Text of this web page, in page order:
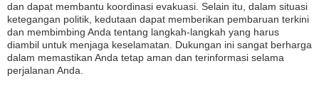
dan dapat membantu koordinasi evakuasi. Selain itu, dalam situasi
ketegangan politik, kedutaan dapat memberikan pembaruan terkini
dan membimbing Anda tentang langkah-langkah yang harus
diambil untuk menjaga keselamatan. Dukungan ini sangat berharga
dalam memastikan Anda tetap aman dan terinformasi selama
perjalanan Anda.